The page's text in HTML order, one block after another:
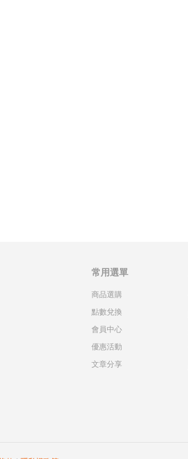
常用選單
商品選購
點數兌換
會員中心
優惠活動
文章分享